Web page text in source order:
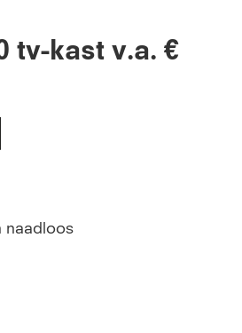
tv-kast v.a. €
naadloos